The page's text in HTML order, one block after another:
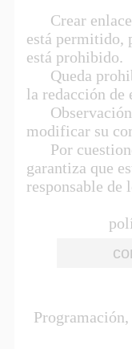
Crear
está permitido,
está prohibido.
Queda
la redacción de
modificar su
Por
garantiza que
responsable de